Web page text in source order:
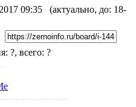
09:35
(актуально, до: 18-
?, всего: ?